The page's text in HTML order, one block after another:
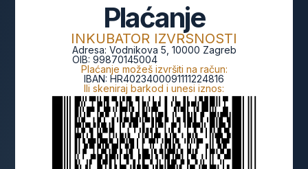
Plaćanje
INKUBATOR IZVRSNOSTI
Adresa: Vodnikova 5, 10000 Zagreb
OIB: 99870145004
Plaćanje možeš izvršiti na račun:
IBAN: HR4023400091111224816
Ili skeniraj barkod i unesi iznos: